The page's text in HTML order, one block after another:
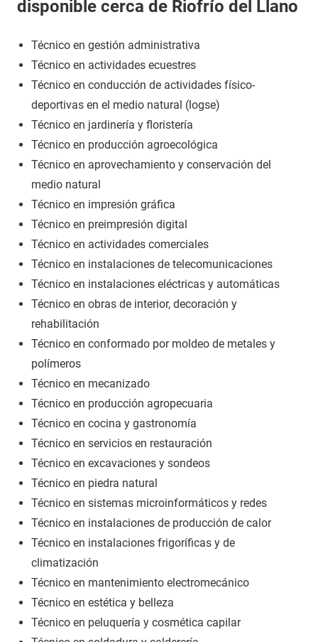
disponible cerca de Riofrío del Llano
Técnico en gestión administrativa
Técnico en actividades ecuestres
Técnico en conducción de actividades físico-
deportivas en el medio natural (logse)
Técnico en jardinería y floristería
Técnico en producción agroecológica
Técnico en aprovechamiento y conservación del
medio natural
Técnico en impresión gráfica
Técnico en preimpresión digital
Técnico en actividades comerciales
Técnico en instalaciones de telecomunicaciones
Técnico en instalaciones eléctricas y automáticas
Técnico en obras de interior, decoración y
rehabilitación
Técnico en conformado por moldeo de metales y
polímeros
Técnico en mecanizado
Técnico en producción agropecuaria
Técnico en cocina y gastronomía
Técnico en servicios en restauración
Técnico en excavaciones y sondeos
Técnico en piedra natural
Técnico en sistemas microinformáticos y redes
Técnico en instalaciones de producción de calor
Técnico en instalaciones frigoríficas y de
climatización
Técnico en mantenimiento electromecánico
Técnico en estética y belleza
Técnico en peluquería y cosmética capilar